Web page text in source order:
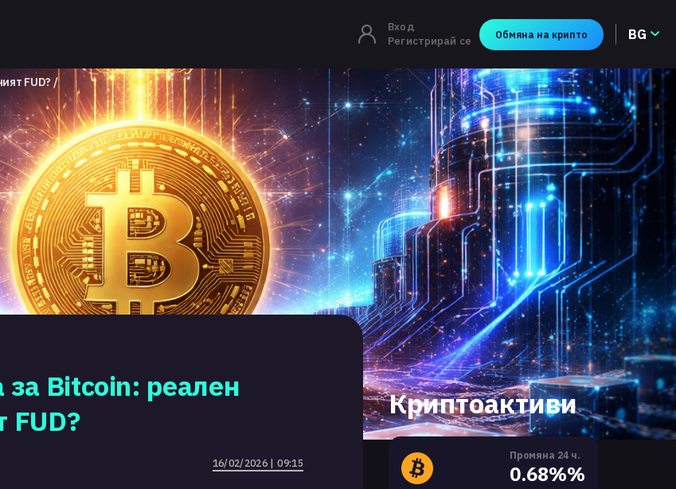
Вход
Регистрирай се
Обмяна на крипто BG
FUD?
за Bitcoin: реален
FUD?
16/02/2026 | 09:15
Криптоактиви
Промяна 24 ч.
0.68%%